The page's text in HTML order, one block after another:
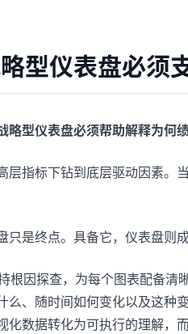
型仪表盘必须
略型仪表盘必须帮助解释为何
层指标下钻到底层驱动因素
只是终点。具备它，仪表盘则
根因探查，为每个图表配备清
么、随时间如何变化以及这种
化数据转化为可执行的理解，